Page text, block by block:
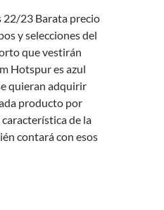
22/23 Barata precio
y selecciones del
que vestirán
Hotspur es azul
quieran adquirir
producto por
de la
contará con esos